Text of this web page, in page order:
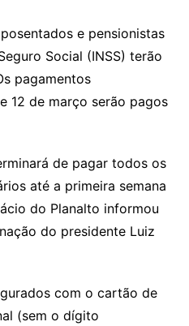
e pensionistas
Social (INSS) terão
pagamentos
12 de março serão pagos
de pagar todos os
até a primeira semana
do Planalto informou
do presidente Luiz
com o cartão de
(sem o dígito